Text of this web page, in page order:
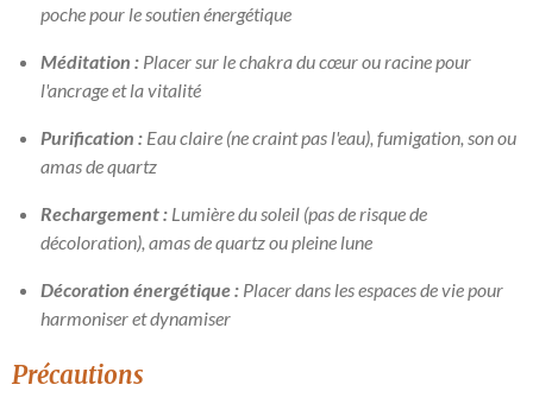
poche pour le soutien énergétique
Méditation : Placer sur le chakra du cœur ou racine pour
l'ancrage et la vitalité
Purification : Eau claire (ne craint pas l'eau), fumigation, son ou
amas de quartz
Rechargement : Lumière du soleil (pas de risque de
décoloration), amas de quartz ou pleine lune
Décoration énergétique : Placer dans les espaces de vie pour
harmoniser et dynamiser
Précautions